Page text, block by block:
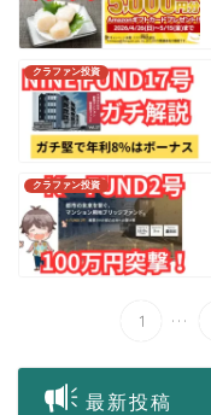
クラファン投資
クラファン投資
1 ...
最新投稿